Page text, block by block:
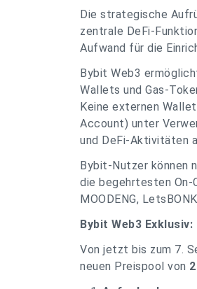
Die strategische
zentrale DeFi-
Aufwand für die
Bybit Web3
Wallets und Gas-
Keine externen
Account) unter
und DeFi-Aktivitäten
Bybit-Nutzer können
die begehrtesten On-
MOODENG,
Bybit Web3
Von jetzt bis zum 7.
neuen Preispool von